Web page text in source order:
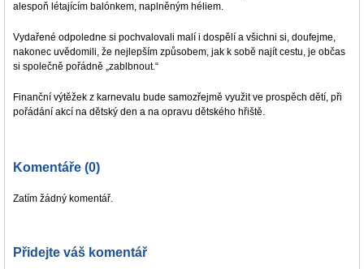
alespoň létajícím balónkem, naplněným héliem.
Vydařené odpoledne si pochvalovali malí i dospělí a všichni si, doufejme,
nakonec uvědomili, že nejlepším způsobem, jak k sobě najít cestu, je občas
si společně pořádně „zablbnout.“
Finanční výtěžek z karnevalu bude samozřejmě využit ve prospěch dětí, při
pořádání akcí na dětský den a na opravu dětského hřiště.
Komentáře (0)
Zatím žádný komentář.
Přidejte váš komentář